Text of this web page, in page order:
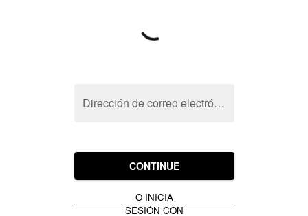
Dirección de correo electrónico
CONTINUE
O INICIA
SESIÓN CON